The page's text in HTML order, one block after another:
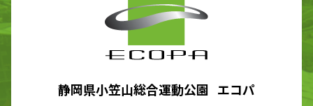
静岡県小笠山総合運動公園 エコパ